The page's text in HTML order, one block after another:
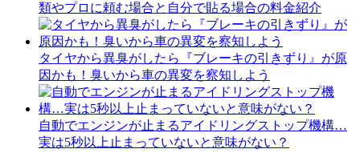
類やプロに頼む場合と自分で貼る場合の料金紹介
タイヤから異臭がしたら『ブレーキの引きずり』が原
因かも！臭いから車の異変を察知しよう
自動でエンジンが止まるアイドリングストップ機構…
実は5秒以上止まっていないと意味がない？